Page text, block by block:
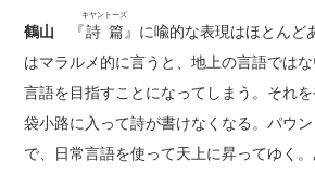
鶴山 『詩篇
キヤントーズ
』に喩的な表現はほとんど
はマラルメ的に言うと、地上の言語では
言語を目指すことになってしまう。それ
袋小路に入って詩が書けなくなる。パウ
で、日常言語を使って天上に昇ってゆく